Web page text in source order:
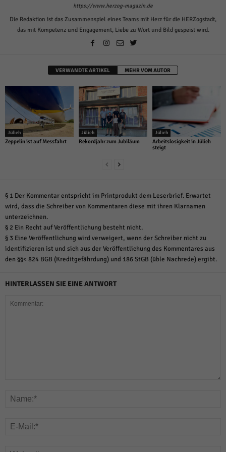
https://www.herzog-magazin.de
Die Redaktion ist das Zusammenspiel eines Teams mit Herz für die HERZogstadt,
das mit Kompetenz und Engagement, Liebe zu Wort und Bild gespeist wird.
VERWANDTE ARTIKEL MEHR VOM AUTOR
Jülich
Zeppelin ist auf Messfahrt
Jülich
Rekordjahr zum Jubiläum
Jülich
Arbeitslosigkeit in Jülich
steigt
§ 1 Der Kommentar entspricht im Printprodukt dem Leserbrief. Erwartet
wird, dass die Schreiber von Kommentaren diese mit ihren Klarnamen
unterzeichnen.
§ 2 Ein Recht auf Veröffentlichung besteht nicht.
§ 3 Eine Veröffentlichung wird verweigert, wenn der Schreiber nicht zu
identifizieren ist und sich aus der Veröffentlichung des Kommentares aus
den §§< 824 BGB (Kreditgefährdung) und 186 StGB (üble Nachrede) ergibt.
HINTERLASSEN SIE EINE ANTWORT